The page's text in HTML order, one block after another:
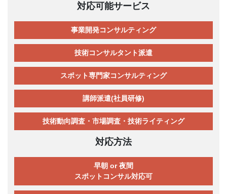
対応可能サービス
事業開発コンサルティング
技術コンサルタント派遣
スポット専門家コンサルティング
講師派遣(社員研修)
技術動向調査・市場調査・技術ライティング
対応方法
早朝 or 夜間
スポットコンサル対応可